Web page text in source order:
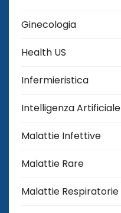
Ginecologia
Health US
Infermieristica
Intelligenza Artificiale
Malattie Infettive
Malattie Rare
Malattie Respiratorie